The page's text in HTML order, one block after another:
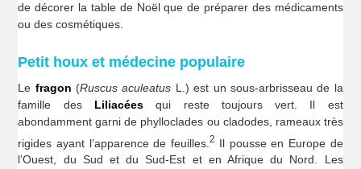
de décorer la table de Noël que de préparer des médicaments
ou des cosmétiques.
Petit houx et médecine populaire
Le fragon (Ruscus aculeatus L.) est un sous-arbrisseau de la
famille des Liliacéesqui reste toujours vert. Il est
abondamment garni de phylloclades ou cladodes, rameaux très
rigides ayant l’apparence de feuilles. 2 Il pousse en Europe de
l’Ouest, du Sud et du Sud-Est et en Afrique du Nord. Les